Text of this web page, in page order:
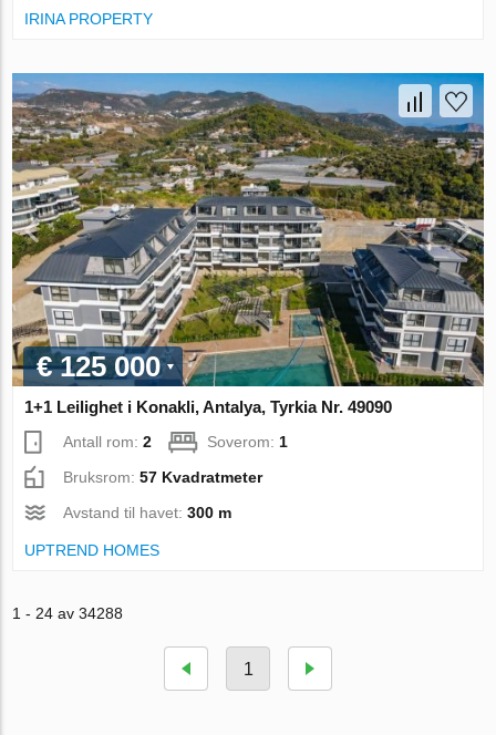
IRINA PROPERTY
€ 125 000
1+1 Leilighet i Konakli, Antalya, Tyrkia Nr. 49090
Antall rom:2 Soverom:1
Bruksrom:57 Kvadratmeter
Avstand til havet:300 m
UPTREND HOMES
1 - 24 av 34288
1